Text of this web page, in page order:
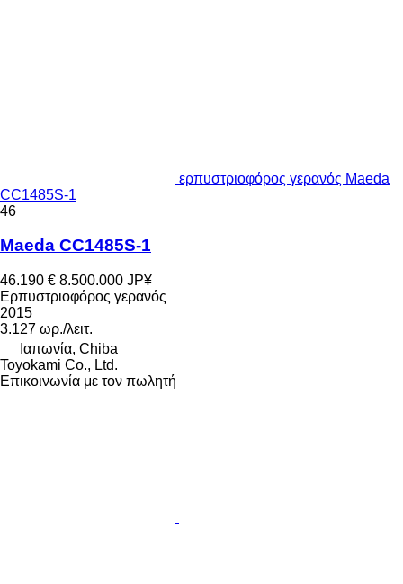
ερπυστριοφόρος γερανός Maeda
CC1485S-1
46
Maeda CC1485S-1
46.190 € 8.500.000 JP¥
Ερπυστριοφόρος γερανός
2015
3.127 ωρ./λειτ.
Ιαπωνία, Chiba
Toyokami Co., Ltd.
Επικοινωνία με τον πωλητή